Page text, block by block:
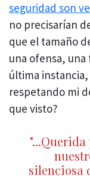
seguridad son
no precisarían
que el tamaño
una ofensa,
última
respetando mi
que visto?
silenciosa